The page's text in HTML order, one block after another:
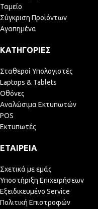
Ταμείο
Σύγκριση Προϊόντων
Αγαπημένα
ΚΑΤΗΓΟΡΊΕΣ
Σταθεροί Υπολογιστές
Laptops & Tablets
Οθόνες
Αναλώσιμα Εκτυπωτών
POS
Εκτυπωτές
ΕΤΑΙΡΕΊΑ
Σχετικά με εμάς
Υποστήριξη Επιχειρήσεων
Εξειδικευμένο Service
Πολιτική Επιστροφών